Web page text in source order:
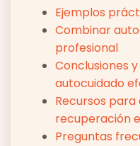
Ejemplos
Combinar
profesional
Conclusiones
autocuidado
Recursos
recuperación
Preguntas